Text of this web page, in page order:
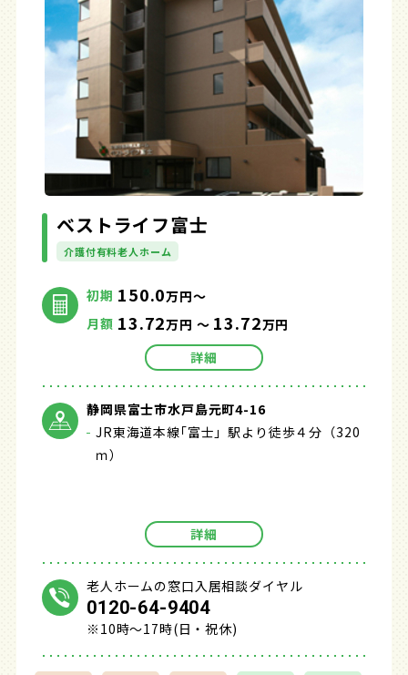
ベストライフ富士
介護付有料老人ホーム
初期 150.0万円～
月額 13.72万円 ～ 13.72万円
詳細
静岡県富士市水戸島元町4-16
JR東海道本線｢富士」駅より徒歩４分（320
ｍ）
詳細
老人ホームの窓口入居相談ダイヤル
0120-64-9404
※10時～17時(日・祝休)